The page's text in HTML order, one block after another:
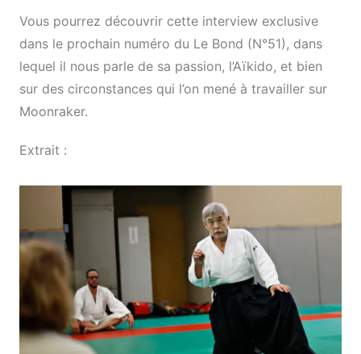
Vous pourrez découvrir cette interview exclusive
dans le prochain numéro du Le Bond (N°51), dans
lequel il nous parle de sa passion, l’Aïkido, et bien
sur des circonstances qui l’on mené à travailler sur
Moonraker.
Extrait :